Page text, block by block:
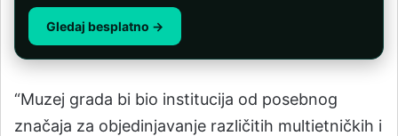
Gledaj besplatno →
“Muzej grada bi bio institucija od posebnog
značaja za objedinjavanje različitih multietničkih i